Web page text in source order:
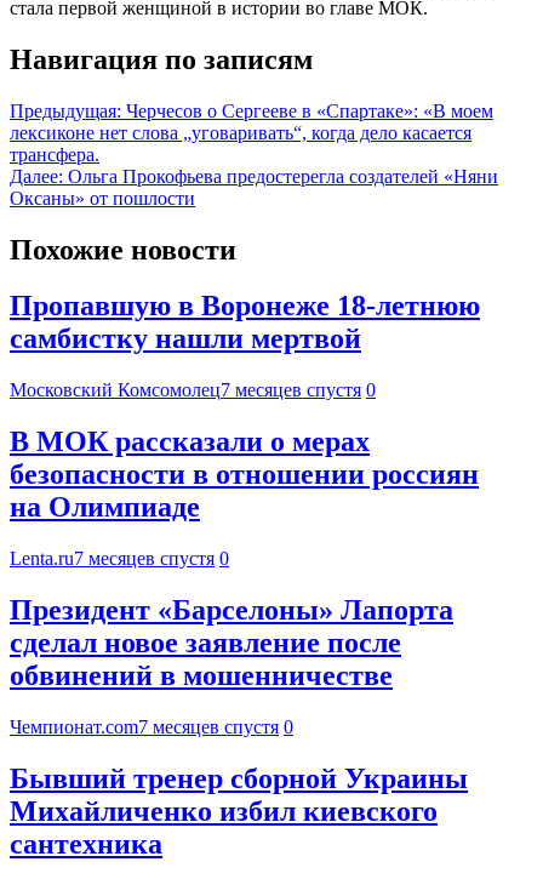
стала первой женщиной в истории во главе МОК.
Навигация по записям
Предыдущая: Черчесов о Сергееве в «Спартаке»: «В моем
лексиконе нет слова „уговаривать“, когда дело касается
трансфера.
Далее: Ольга Прокофьева предостерегла создателей «Няни
Оксаны» от пошлости
Похожие новости
Пропавшую в Воронеже 18-летнюю
самбистку нашли мертвой
Московский Комсомолец7 месяцев спустя 0
В МОК рассказали о мерах
безопасности в отношении россиян
на Олимпиаде
Lenta.ru7 месяцев спустя 0
Президент «Барселоны» Лапорта
сделал новое заявление после
обвинений в мошенничестве
Чемпионат.com7 месяцев спустя 0
Бывший тренер сборной Украины
Михайличенко избил киевского
сантехника